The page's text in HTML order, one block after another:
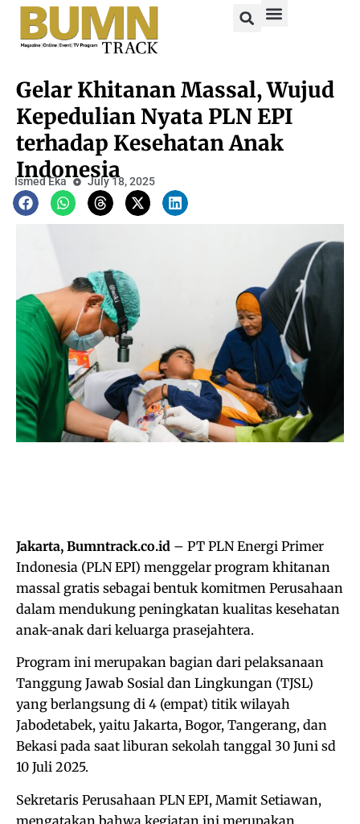
Gelar Khitanan Massal, Wujud
Kepedulian Nyata PLN EPI
terhadap Kesehatan Anak
Indonesia
Ismed Eka July 18, 2025
Jakarta, Bumntrack.co.id – PT PLN Energi Primer
Indonesia (PLN EPI) menggelar program khitanan
massal gratis sebagai bentuk komitmen Perusahaan
dalam mendukung peningkatan kualitas kesehatan
anak-anak dari keluarga prasejahtera.
Program ini merupakan bagian dari pelaksanaan
Tanggung Jawab Sosial dan Lingkungan (TJSL)
yang berlangsung di 4 (empat) titik wilayah
Jabodetabek, yaitu Jakarta, Bogor, Tangerang, dan
Bekasi pada saat liburan sekolah tanggal 30 Juni sd
10 Juli 2025.
Sekretaris Perusahaan PLN EPI, Mamit Setiawan,
mengatakan bahwa kegiatan ini merupakan